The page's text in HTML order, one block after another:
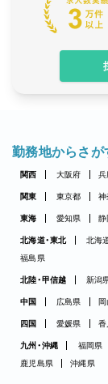
勤務地からさが
関西 大阪府 兵
関東 東京都 神
東海 愛知県 静
北海道・東北 北海
福島県
北陸・甲信越 新潟
中国 広島県
四国 愛媛県 香
九州・沖縄 福岡県
鹿児島県
沖縄県